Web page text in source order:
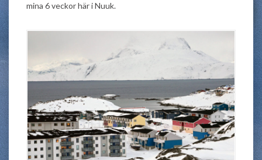
mina 6 veckor här i Nuuk.